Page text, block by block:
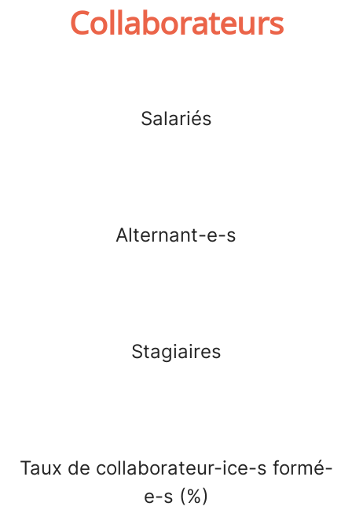
Collaborateurs
Salariés
Alternant-e-s
Stagiaires
Taux de collaborateur-ice-s formé-
e-s (%)